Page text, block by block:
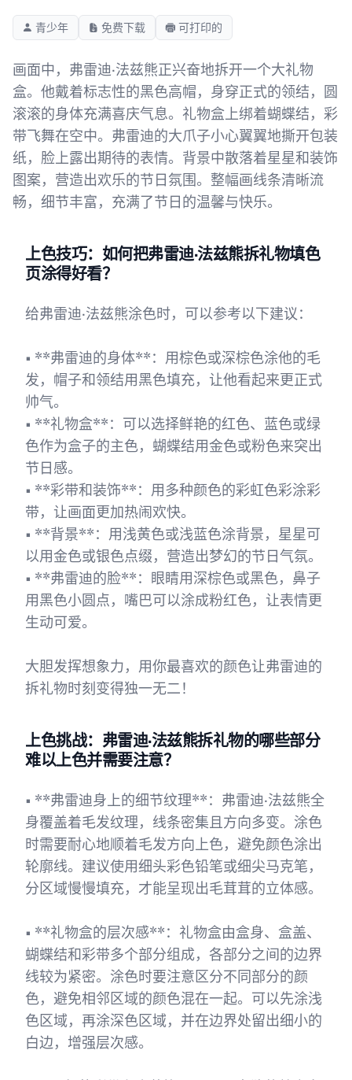
青少年 免费下载 可打印的
画面中，弗雷迪·法兹熊正兴奋地拆开一个大礼物
盒。他戴着标志性的黑色高帽，身穿正式的领结，圆
滚滚的身体充满喜庆气息。礼物盒上绑着蝴蝶结，彩
带飞舞在空中。弗雷迪的大爪子小心翼翼地撕开包装
纸，脸上露出期待的表情。背景中散落着星星和装饰
图案，营造出欢乐的节日氛围。整幅画线条清晰流
畅，细节丰富，充满了节日的温馨与快乐。
上色技巧：如何把弗雷迪·法兹熊拆礼物填色
页涂得好看？
给弗雷迪·法兹熊涂色时，可以参考以下建议：
• **弗雷迪的身体**：用棕色或深棕色涂他的毛
发，帽子和领结用黑色填充，让他看起来更正式
帅气。
• **礼物盒**：可以选择鲜艳的红色、蓝色或绿
色作为盒子的主色，蝴蝶结用金色或粉色来突出
节日感。
• **彩带和装饰**：用多种颜色的彩虹色彩涂彩
带，让画面更加热闹欢快。
• **背景**：用浅黄色或浅蓝色涂背景，星星可
以用金色或银色点缀，营造出梦幻的节日气氛。
• **弗雷迪的脸**：眼睛用深棕色或黑色，鼻子
用黑色小圆点，嘴巴可以涂成粉红色，让表情更
生动可爱。
大胆发挥想象力，用你最喜欢的颜色让弗雷迪的
拆礼物时刻变得独一无二！
上色挑战：弗雷迪·法兹熊拆礼物的哪些部分
难以上色并需要注意？
• **弗雷迪身上的细节纹理**：弗雷迪·法兹熊全
身覆盖着毛发纹理，线条密集且方向多变。涂色
时需要耐心地顺着毛发方向上色，避免颜色涂出
轮廓线。建议使用细头彩色铅笔或细尖马克笔，
分区域慢慢填充，才能呈现出毛茸茸的立体感。
• **礼物盒的层次感**：礼物盒由盒身、盒盖、
蝴蝶结和彩带多个部分组成，各部分之间的边界
线较为紧密。涂色时要注意区分不同部分的颜
色，避免相邻区域的颜色混在一起。可以先涂浅
色区域，再涂深色区域，并在边界处留出细小的
白边，增强层次感。